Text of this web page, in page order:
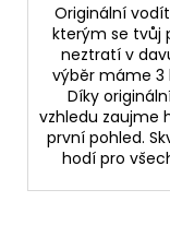
Originální
kterým se tvůj
neztratí v
výběr máme 3
Díky
vzhledu zaujme
první pohled.
hodí pro